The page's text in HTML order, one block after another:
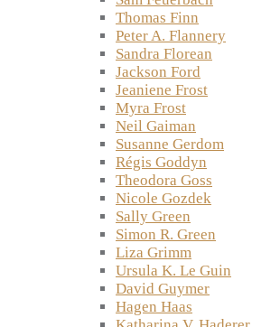
Thomas Finn
Peter A. Flannery
Sandra Florean
Jackson Ford
Jeaniene Frost
Myra Frost
Neil Gaiman
Susanne Gerdom
Régis Goddyn
Theodora Goss
Nicole Gozdek
Sally Green
Simon R. Green
Liza Grimm
Ursula K. Le Guin
David Guymer
Hagen Haas